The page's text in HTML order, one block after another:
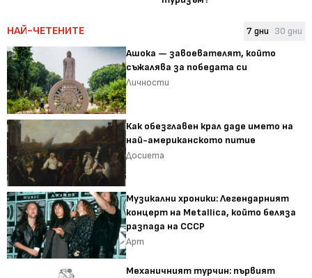
НАЙ-ЧЕТЕНИТЕ 7 дни 30 дни
Ашока — завоевателят, който
съжалява за победата си
Личности
Как обезглавен крал даде името на
най-американското питие
Досиета
Музикални хроники: Легендарният
концерт на Metallica, който беляза
разпада на СССР
Арт
Механичният турчин: първият